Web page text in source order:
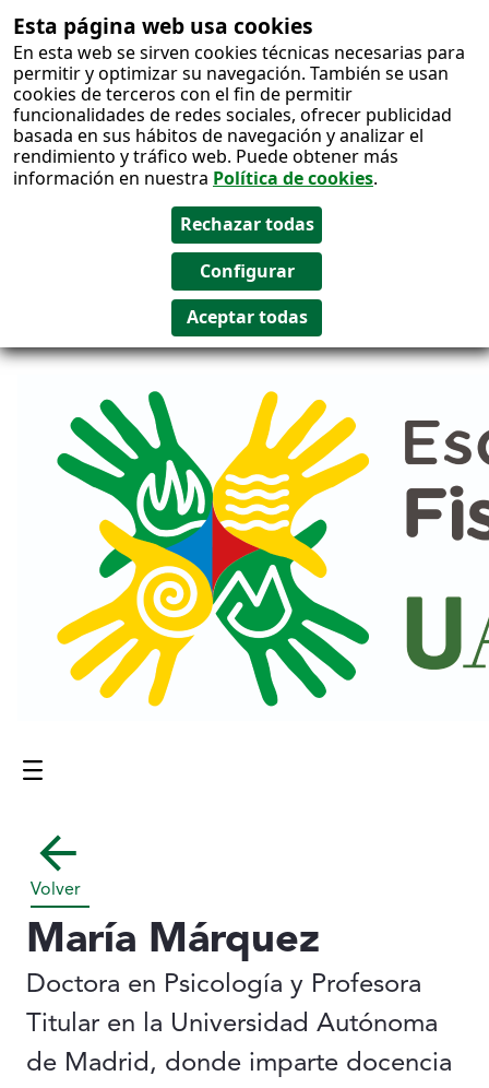
Esta página web usa cookies
En esta web se sirven cookies técnicas necesarias para
permitir y optimizar su navegación. También se usan
cookies de terceros con el fin de permitir
funcionalidades de redes sociales, ofrecer publicidad
basada en sus hábitos de navegación y analizar el
rendimiento y tráfico web. Puede obtener más
información en nuestra Política de cookies.
Salto al
contenido
Contenido principal
Volver
María Márquez
Doctora en Psicología y Profesora
Titular en la Universidad Autónoma
de Madrid, donde imparte docencia